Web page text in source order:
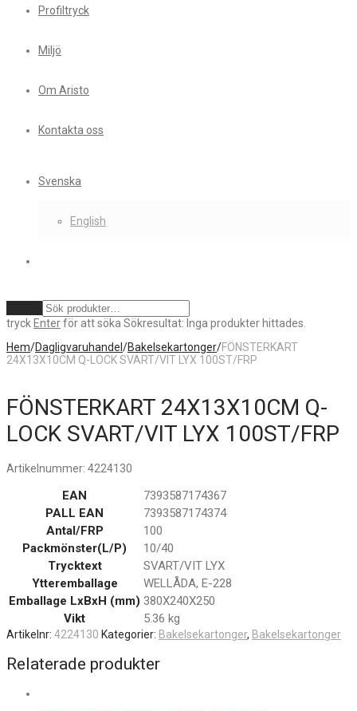
Profiltryck
Miljö
Om Aristo
Kontakta oss
Svenska
English
tryck Enterför att söka Sökresultat: Inga produkter hittades.
Hem/Dagligvaruhandel /Bakelsekartonger/FÖNSTERKART
24X13X10CM Q-LOCK SVART/VIT LYX 100ST/FRP
FÖNSTERKART 24X13X10CM Q-
LOCK SVART/VIT LYX 100ST/FRP
Artikelnummer: 4224130
EAN
7393587174367
PALL EAN
7393587174374
Antal/FRP
100
Packmönster(L/P)
10/40
Trycktext
SVART/VIT LYX
Ytteremballage
WELLÅDA, E-228
Emballage LxBxH (mm) 380X240X250
Vikt
5.36 kg
Artikelnr: 4224130 Kategorier: Bakelsekartonger, Bakelsekartonger
Relaterade produkter